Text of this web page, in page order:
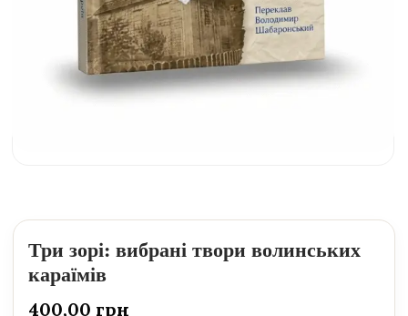
Три зорі: вибрані твори волинських
караїмів
400,00 грн